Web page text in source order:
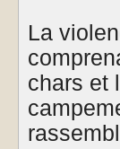
La
chars et